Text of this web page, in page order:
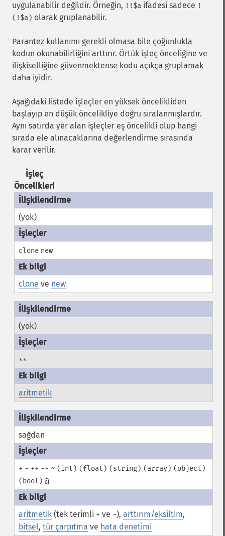
uygulanabilir değildir. Örneğin, !!$a ifadesi sadece !
(!$a) olarak gruplanabilir.
Parantez kullanımı gerekli olmasa bile çoğunlukla
kodun okunabilirliğini arttırır. Örtük işleç önceliğine ve
ilişkiselliğine güvenmektense kodu açıkça gruplamak
daha iyidir.
Aşağıdaki listede işleçler en yüksek öncelikliden
başlayıp en düşük öncelikliye doğru sıralanmışlardır.
Aynı satırda yer alan işleçler eş öncelikli olup hangi
sırada ele alınacaklarına değerlendirme sırasında
karar verilir.
İşleç
Öncelikleri
(yok)
clone new
clone ve new
(yok)
**
aritmetik
sağdan
+ - ++ -- ~ (int) (float) (string) (array) (object)
(bool) @
aritmetik(tek terimli + ve -), arttırım/eksiltim,
bitsel, tür çarpıtma ve hata denetimi